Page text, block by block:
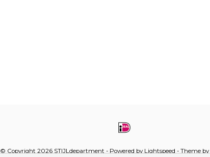
© Copyright 2026 STIJLdepartment - Powered by Lightspeed - Theme by